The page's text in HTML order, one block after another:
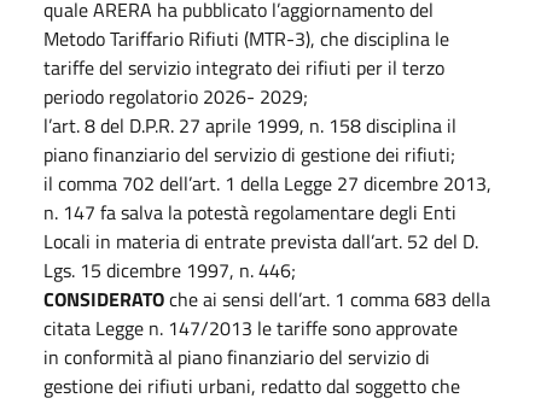
quale ARERA ha pubblicato l’aggiornamento del
Metodo Tariffario Rifiuti (MTR-3), che disciplina le
tariffe del servizio integrato dei rifiuti per il terzo
periodo regolatorio 2026- 2029;
l’art. 8 del D.P.R. 27 aprile 1999, n. 158 disciplina il
piano finanziario del servizio di gestione dei rifiuti;
il comma 702 dell’art. 1 della Legge 27 dicembre 2013,
n. 147 fa salva la potestà regolamentare degli Enti
Locali in materia di entrate prevista dall’art. 52 del D.
Lgs. 15 dicembre 1997, n. 446;
CONSIDERATOche ai sensi dell’art. 1 comma 683 della
citata Legge n. 147/2013 le tariffe sono approvate
in conformità al piano finanziario del servizio di
gestione dei rifiuti urbani, redatto dal soggetto che